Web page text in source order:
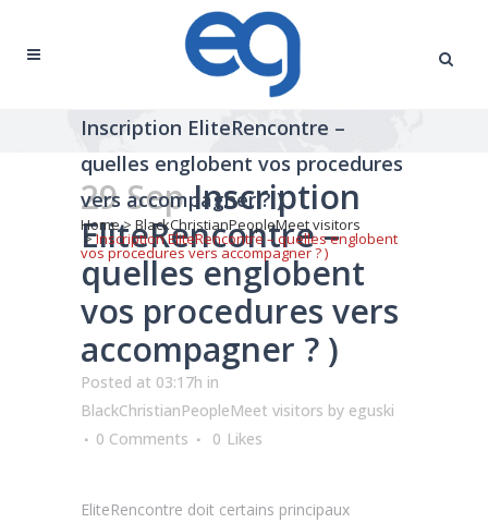
Inscription EliteRencontre –
quelles englobent vos procedures
vers accompagner ? )
Home> BlackChristianPeopleMeet visitors
>Inscription EliteRencontre – quelles englobent
vos procedures vers accompagner ? )
29 SepInscription
EliteRencontre –
quelles englobent
vos procedures vers
accompagner ? )
Posted at 03:17h in
BlackChristianPeopleMeet visitors by eguski
0 Comments
0 Likes
EliteRencontre doit certains principaux